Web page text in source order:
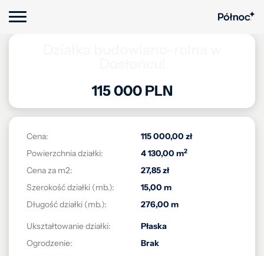
115 000 PLN
Cena:
115 000,00 zł
Powierzchnia działki:
4 130,00 m2
Cena za m2:
27,85 zł
Szerokość działki (mb.):
15,00 m
Długość działki (mb.):
276,00 m
Ukształtowanie działki:
Płaska
Ogrodzenie:
Brak